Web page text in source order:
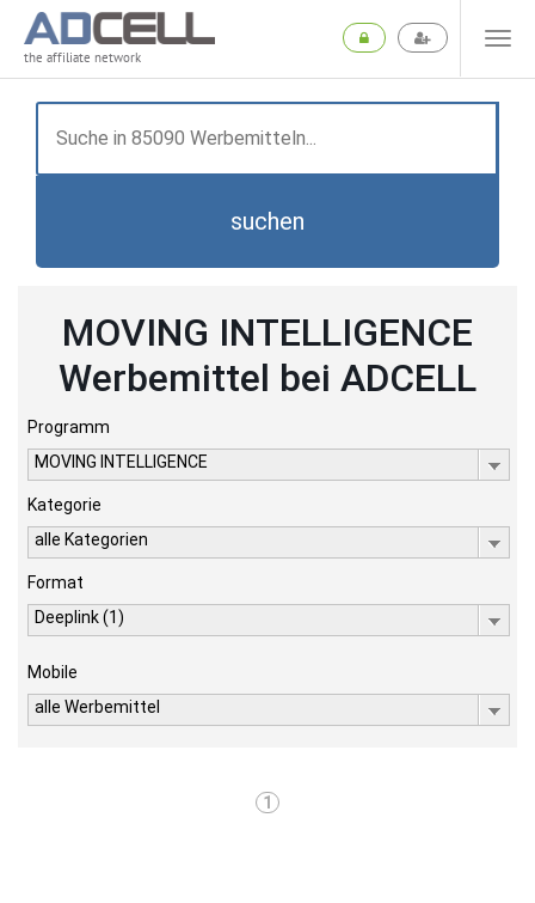
the affiliate network
suchen
MOVING INTELLIGENCE
Werbemittel bei ADCELL
Programm
MOVING INTELLIGENCE
Kategorie
alle Kategorien
Format
Deeplink (1)
Mobile
alle Werbemittel
1